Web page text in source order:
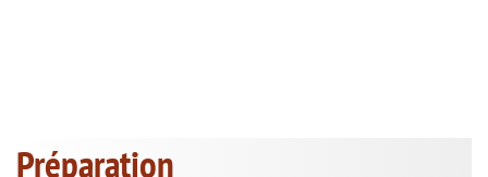
Préparation